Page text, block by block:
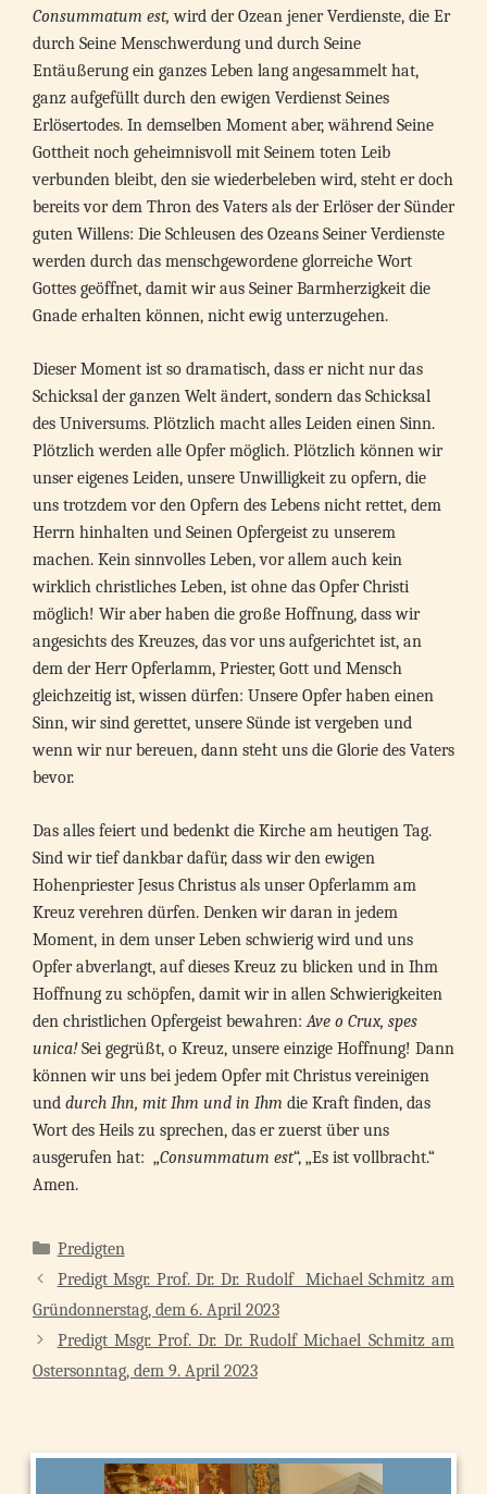
Consummatum est, wird der Ozean jener Verdienste, die Er
durch Seine Menschwerdung und durch Seine
Entäußerung ein ganzes Leben lang angesammelt hat,
ganz aufgefüllt durch den ewigen Verdienst Seines
Erlösertodes. In demselben Moment aber, während Seine
Gottheit noch geheimnisvoll mit Seinem toten Leib
verbunden bleibt, den sie wiederbeleben wird, steht er doch
bereits vor dem Thron des Vaters als der Erlöser der Sünder
guten Willens: Die Schleusen des Ozeans Seiner Verdienste
werden durch das menschgewordene glorreiche Wort
Gottes geöffnet, damit wir aus Seiner Barmherzigkeit die
Gnade erhalten können, nicht ewig unterzugehen.
Dieser Moment ist so dramatisch, dass er nicht nur das
Schicksal der ganzen Welt ändert, sondern das Schicksal
des Universums. Plötzlich macht alles Leiden einen Sinn.
Plötzlich werden alle Opfer möglich. Plötzlich können wir
unser eigenes Leiden, unsere Unwilligkeit zu opfern, die
uns trotzdem vor den Opfern des Lebens nicht rettet, dem
Herrn hinhalten und Seinen Opfergeist zu unserem
machen. Kein sinnvolles Leben, vor allem auch kein
wirklich christliches Leben, ist ohne das Opfer Christi
möglich! Wir aber haben die große Hoffnung, dass wir
angesichts des Kreuzes, das vor uns aufgerichtet ist, an
dem der Herr Opferlamm, Priester, Gott und Mensch
gleichzeitig ist, wissen dürfen: Unsere Opfer haben einen
Sinn, wir sind gerettet, unsere Sünde ist vergeben und
wenn wir nur bereuen, dann steht uns die Glorie des Vaters
bevor.
Das alles feiert und bedenkt die Kirche am heutigen Tag.
Sind wir tief dankbar dafür, dass wir den ewigen
Hohenpriester Jesus Christus als unser Opferlamm am
Kreuz verehren dürfen. Denken wir daran in jedem
Moment, in dem unser Leben schwierig wird und uns
Opfer abverlangt, auf dieses Kreuz zu blicken und in Ihm
Hoffnung zu schöpfen, damit wir in allen Schwierigkeiten
den christlichen Opfergeist bewahren:Ave o Crux, spes
unica!Sei gegrüßt, o Kreuz, unsere einzige Hoffnung! Dann
können wir uns bei jedem Opfer mit Christus vereinigen
und durch Ihn, mit Ihm und in Ihm die Kraft finden, das
Wort des Heils zu sprechen, das er zuerst über uns
ausgerufen hat: „Consummatum est“, „Es ist vollbracht.“
Amen.
Kategorien
Predigten
Predigt Msgr. Prof. Dr. Dr. Rudolf Michael Schmitz am
Gründonnerstag, dem 6. April 2023
Predigt Msgr. Prof. Dr. Dr. Rudolf Michael Schmitz am
Ostersonntag, dem 9. April 2023